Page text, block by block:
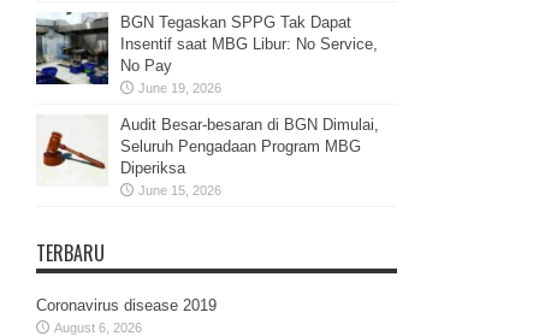
BGN Tegaskan SPPG Tak Dapat
Insentif saat MBG Libur: No Service,
No Pay
June 19, 2026
Audit Besar-besaran di BGN Dimulai,
Seluruh Pengadaan Program MBG
Diperiksa
June 15, 2026
TERBARU
Coronavirus disease 2019
August 6, 2026